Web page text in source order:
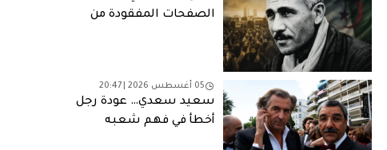
الصفحات المفقودة من
05 أغسطس 2026 | 20:47
سعيد سعدي… عودة رجل
أخطأ في فهم شعبه